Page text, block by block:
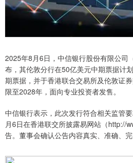
2025年8月6日，中信银行股份有限公司
布，其伦敦分行在50亿美元中期票据计
期票据，并于香港联合交易所及伦敦证
限至2028年，面向专业投资者发售。
中信银行表示，此次发行符合相关监管
月6日在香港联交所披露易网站（http://
告。董事会确认公告内容真实、准确、